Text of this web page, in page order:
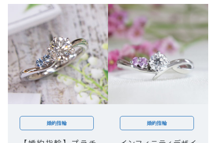
婚約指輪 婚約指輪